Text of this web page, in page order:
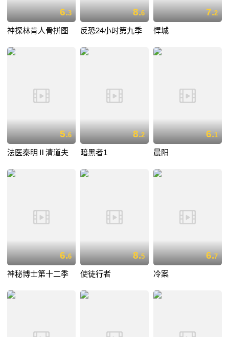
6.3
神探林肯人骨拼图
8.6
反恐24小时第九季
7.2
悍城
5.6
法医秦明Ⅱ清道夫
8.2
暗黑者1
6.1
晨阳
6.6
神秘博士第十二季
8.5
使徒行者
6.7
冷案